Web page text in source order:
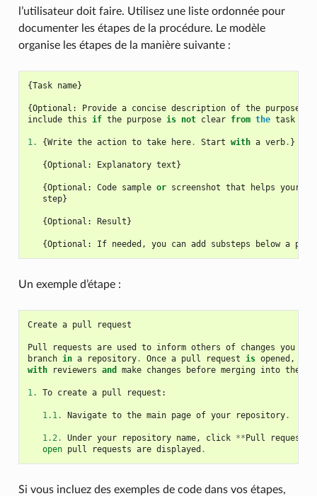
l’utilisateur doit faire. Utilisez une liste ordonnée pour
documenter les étapes de la procédure. Le modèle
organise les étapes de la manière suivante :
{Task name}
{Optional : Provide a concise description of the purpose
include this if the purpose is not clear from the task
1. {Write the action to take here. Start with a verb. }
{Optional : Explanatory text}
{Optional : Code sample or screenshot that helps your
step}
{Optional : Result}
{Optional : If needed , you can add substeps below a
Un exemple d’étape :
Create a pull request
Pull requests are used to inform others of changes you
branch in a repository. Once a pull request is opened ,
with
reviewers and make changes before merging into the
1. To create a pull request :
1.1. Navigate to the main page of your repository.
1.2. Under your repository name, click **Pull requests
open pull requests are displayed .
Si vous incluez des exemples de code dans vos étapes,